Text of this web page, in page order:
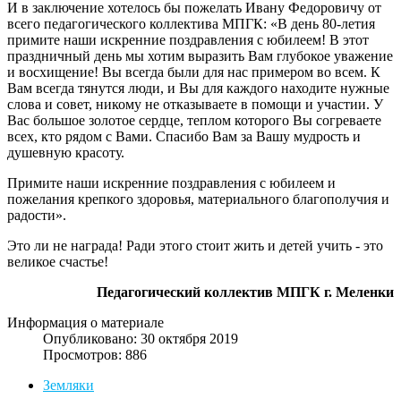
И в заключение хотелось бы пожелать Ивану Федоровичу от
всего педагогического коллектива МПГК: «В день 80-летия
примите наши искренние поздравления с юбилеем! В этот
праздничный день мы хотим выразить Вам глубокое уважение
и восхищение! Вы всегда были для нас примером во всем. К
Вам всегда тянутся люди, и Вы для каждого находите нужные
слова и совет, никому не отказываете в помощи и участии. У
Вас большое золотое сердце, теплом которого Вы согреваете
всех, кто рядом с Вами. Спасибо Вам за Вашу мудрость и
душевную красоту.
Примите наши искренние поздравления с юбилеем и
пожелания крепкого здоровья, материального благополучия и
радости».
Это ли не награда! Ради этого стоит жить и детей учить - это
великое счастье!
Педагогический коллектив МПГК г. Меленки
Информация о материале
Опубликовано: 30 октября 2019
Просмотров: 886
Земляки